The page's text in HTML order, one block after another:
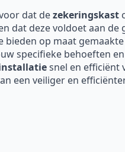
dat dezekeringskast
dat deze voldoet aan de
bieden op maat gemaakte
specifieke behoeften
snel en efficiënt
een veiliger en